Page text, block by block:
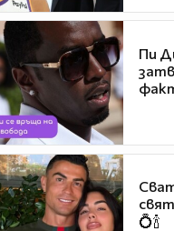
Пи
💍🍾